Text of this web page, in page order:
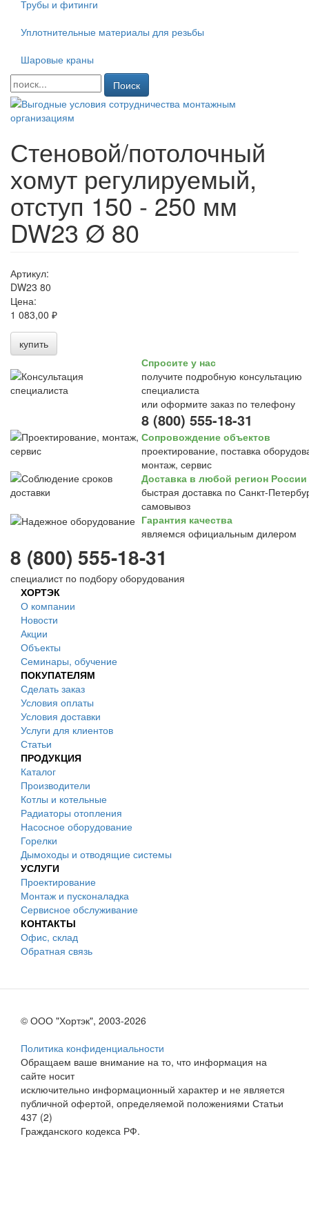
Трубы и фитинги
Уплотнительные материалы для резьбы
Шаровые краны
Поиск
Стеновой/потолочный
хомут регулируемый,
отступ 150 - 250 мм
DW23 Ø 80
Артикул:
DW23 80
Цена:
1 083,00 ₽
купить
Спросите у нас
получите подробную консультацию
специалиста
или оформите заказ по телефону
8 (800) 555-18-31
Сопровождение объектов
проектирование, поставка
монтаж, сервис
Доставка в любой регион России
быстрая доставка по Санкт-
самовывоз
Гарантия качества
являемся официальным дилером
8 (800) 555-18-31
специалист по подбору оборудования
ХОРТЭК
О компании
Новости
Акции
Объекты
Семинары, обучение
ПОКУПАТЕЛЯМ
Сделать заказ
Условия оплаты
Условия доставки
Услуги для клиентов
Статьи
ПРОДУКЦИЯ
Каталог
Производители
Котлы и котельные
Радиаторы отопления
Насосное оборудование
Горелки
Дымоходы и отводящие системы
УСЛУГИ
Проектирование
Монтаж и пусконаладка
Сервисное обслуживание
КОНТАКТЫ
Офис, склад
Обратная связь
© ООО "Хортэк", 2003-2026
Политика конфиденциальности
Обращаем ваше внимание на то, что информация на
сайте носит
исключительно информационный характер и не является
публичной офертой, определяемой положениями Статьи
437 (2)
Гражданского кодекса РФ.